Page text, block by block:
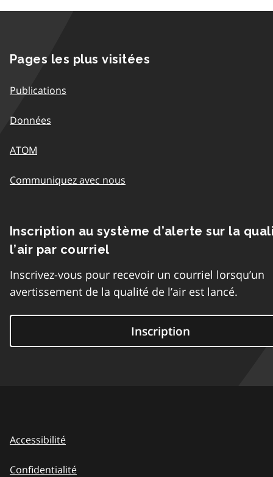
Pages les plus visitées
Publications
Données
ATOM
Communiquez avec nous
Inscription au système d’alerte sur la
l’air par courriel
Inscrivez-vous pour recevoir un courriel lorsqu’un
avertissement de la qualité de l’air est lancé.
Inscription
Accessibilité
Confidentialité